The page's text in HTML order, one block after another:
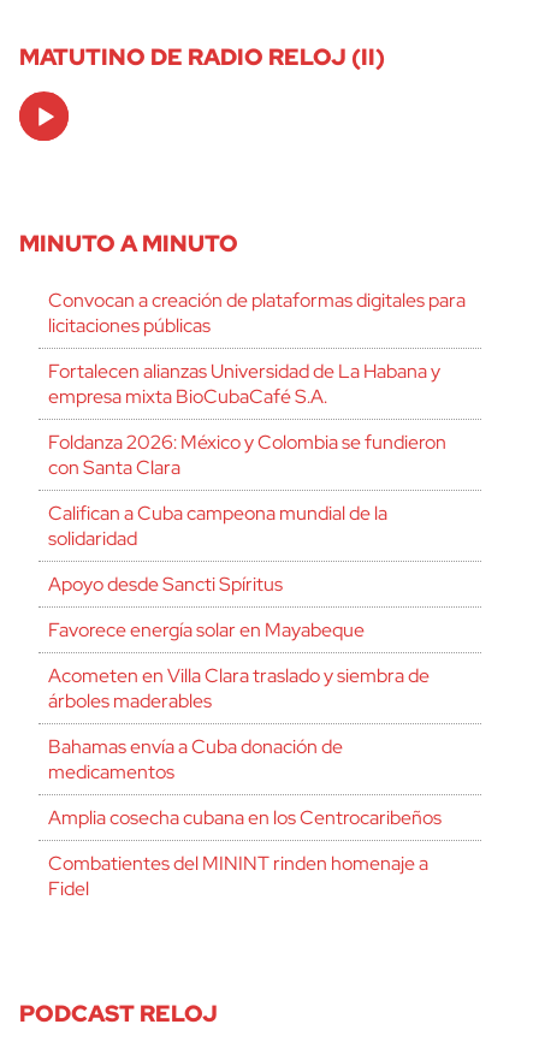
MATUTINO DE RADIO RELOJ (II)
Audio
Player
MINUTO A MINUTO
Convocan a creación de plataformas digitales para
licitaciones públicas
Fortalecen alianzas Universidad de La Habana y
empresa mixta BioCubaCafé S.A.
Foldanza 2026: México y Colombia se fundieron
con Santa Clara
Califican a Cuba campeona mundial de la
solidaridad
Apoyo desde Sancti Spíritus
Favorece energía solar en Mayabeque
Acometen en Villa Clara traslado y siembra de
árboles maderables
Bahamas envía a Cuba donación de
medicamentos
Amplia cosecha cubana en los Centrocaribeños
Combatientes del MININT rinden homenaje a
Fidel
PODCAST RELOJ